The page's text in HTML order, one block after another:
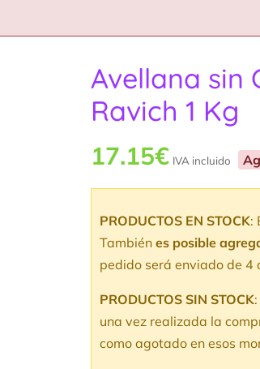
Avellana sin
Ravich 1 Kg
17.15€ IVA incluido
PRODUCTOS EN STOCK:
También es posible
pedido será enviado de 4
PRODUCTOS SIN STOCK
una vez realizada la
como agotado en esos